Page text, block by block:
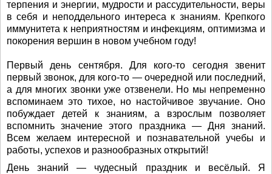
терпения и энергии, мудрости и рассудительности, веры
в себя и неподдельного интереса к знаниям. Крепкого
иммунитета к неприятностям и инфекциям, оптимизма и
покорения вершин в новом учебном году!
Первый день сентября. Для кого-то сегодня звенит
первый звонок, для кого-то — очередной или последний,
а для многих звонки уже отзвенели. Но мы непременно
вспоминаем это тихое, но настойчивое звучание. Оно
побуждает детей к знаниям, а взрослым позволяет
вспомнить значение этого праздника — Дня знаний.
Всем желаем интересной и познавательной учебы и
работы, успехов и разнообразных открытий!
День знаний — чудесный праздник и весёлый. Я